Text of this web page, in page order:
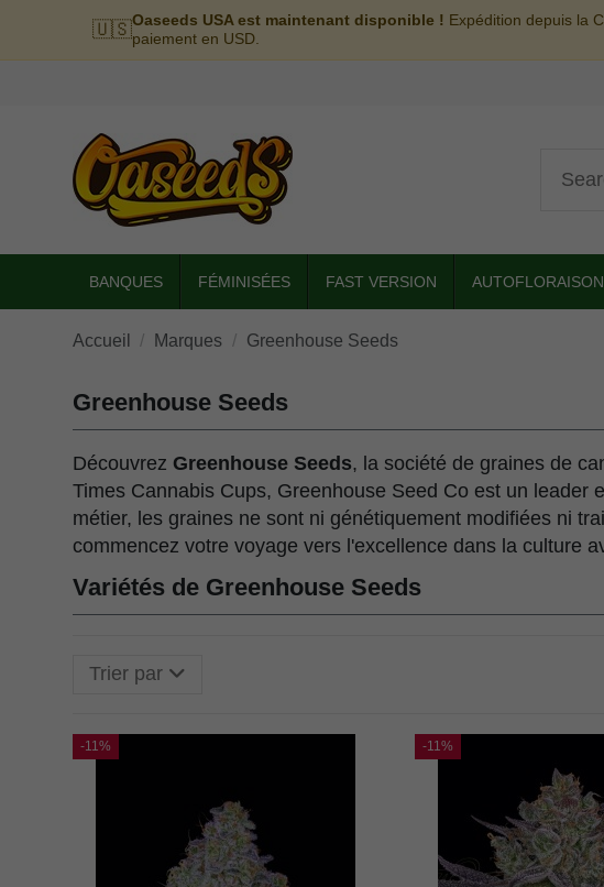
🇺🇸Oaseeds USA est maintenant disponible ! Expédition depuis la
paiement en USD.
BANQUES FÉMINISÉES FAST VERSION AUTOFLORAISON
Accueil Marques Greenhouse Seeds
Greenhouse Seeds
Découvrez Greenhouse Seeds, la société de graines de
Times Cannabis Cups, Greenhouse Seed Co est un
métier, les graines ne sont ni génétiquement modifiées ni
commencez votre voyage vers l'excellence dans la culture
Variétés de Greenhouse Seeds
Trier par
-11% -11%